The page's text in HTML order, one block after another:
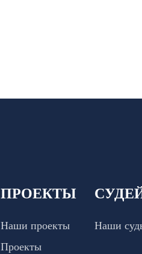
ПРОЕКТЫ
Наши проекты
Проекты
Наши